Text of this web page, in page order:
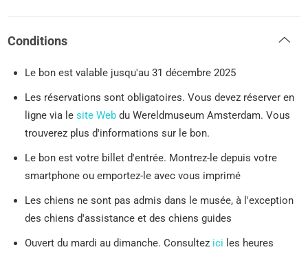
Conditions
Le bon est valable jusqu'au 31 décembre 2025
Les réservations sont obligatoires. Vous devez réserver en
ligne via lesite Web du Wereldmuseum Amsterdam. Vous
trouverez plus d'informations sur le bon.
Le bon est votre billet d'entrée. Montrez-le depuis votre
smartphone ou emportez-le avec vous imprimé
Les chiens ne sont pas admis dans le musée, à l'exception
des chiens d'assistance et des chiens guides
Ouvert du mardi au dimanche. Consultez ici les heures